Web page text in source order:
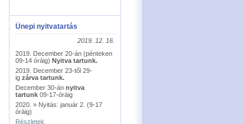
Ünepi nyitvatartás
2019. 12. 16.
2019. December 20-án (pénteken
09-14 óráig) Nyitva tartunk.
2019. December 23-től 29-
ig zárva tartunk.
December 30-án nyitva
tartunk 09-17-óráig
2020. » Nyitás: január 2. (9-17
óráig)
Részletek.